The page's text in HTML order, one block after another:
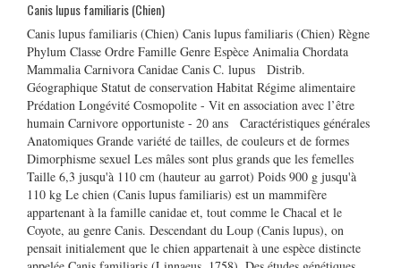
Canis lupus familiaris (Chien)
Canis lupus familiaris (Chien) Canis lupus familiaris (Chien) Règne
Phylum Classe Ordre Famille Genre Espèce Animalia Chordata
Mammalia Carnivora Canidae Canis C. lupus Distrib.
Géographique Statut de conservation Habitat Régime alimentaire
Prédation Longévité Cosmopolite - Vit en association avec l’être
humain Carnivore opportuniste - 20 ans Caractéristiques générales
Anatomiques Grande variété de tailles, de couleurs et de formes
Dimorphisme sexuel Les mâles sont plus grands que les femelles
Taille 6,3 jusqu'à 110 cm (hauteur au garrot) Poids 900 g jusqu'à
110 kg Le chien (Canis lupus familiaris) est un mammifère
appartenant à la famille canidae et, tout comme le Chacal et le
Coyote, au genre Canis. Descendant du Loup (Canis lupus), on
pensait initialement que le chien appartenait à une espèce distincte